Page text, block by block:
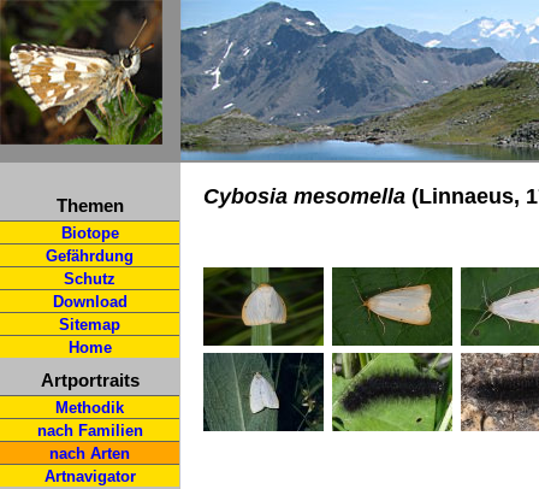
Themen
Biotope
Gefährdung
Schutz
Download
Sitemap
Home
Artportraits
Methodik
nach Familien
nach Arten
Artnavigator
Cybosia mesomella (Linnaeus,